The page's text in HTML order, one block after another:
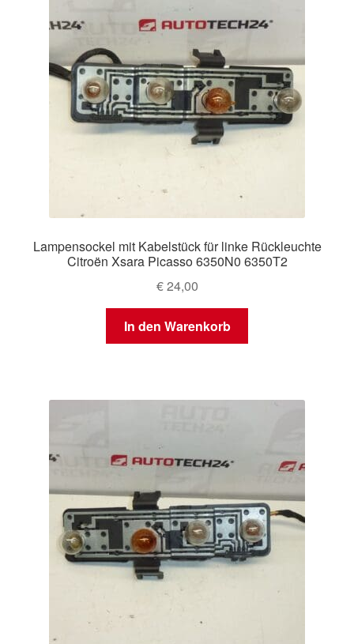
Lampensockel mit Kabelstück für linke Rückleuchte
Citroën Xsara Picasso 6350N0 6350T2
€24,00
In den Warenkorb